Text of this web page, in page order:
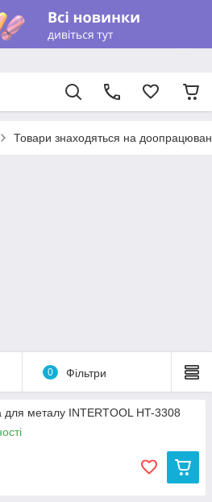
Товари знаходяться на
0 Фільтри
для металу INTERTOOL HT-3308